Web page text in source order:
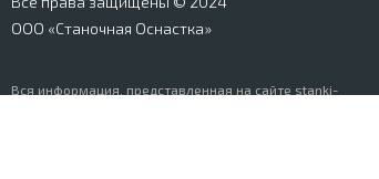
ООО «Станочная Оснастка»
Вся информация, представленная на сайте stanki-